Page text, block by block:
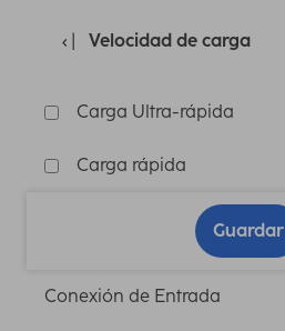
Velocidad de carga
Carga Ultra-rápida
Carga rápida
Guardar
Conexión de Entrada